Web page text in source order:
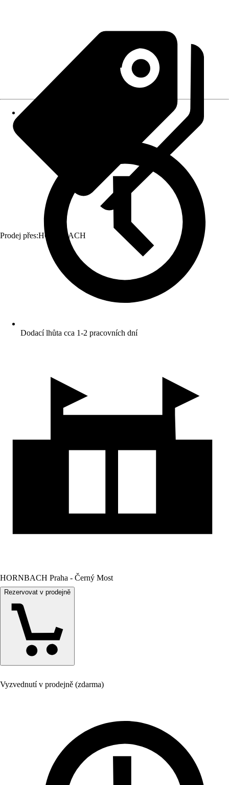
Prodej přes:HORNBACH
Dodací lhůta cca 1-2 pracovních dní
HORNBACH Praha - Černý Most
Rezervovat v prodejně
Vyzvednutí v prodejně (zdarma)